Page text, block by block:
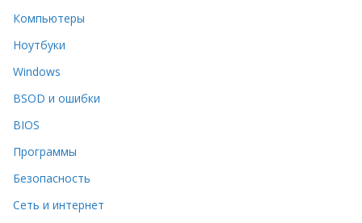
Компьютеры
Ноутбуки
Windows
BSOD и ошибки
BIOS
Программы
Безопасность
Сеть и интернет